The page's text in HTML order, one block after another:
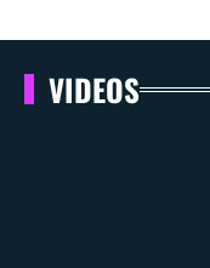
VIDEOS